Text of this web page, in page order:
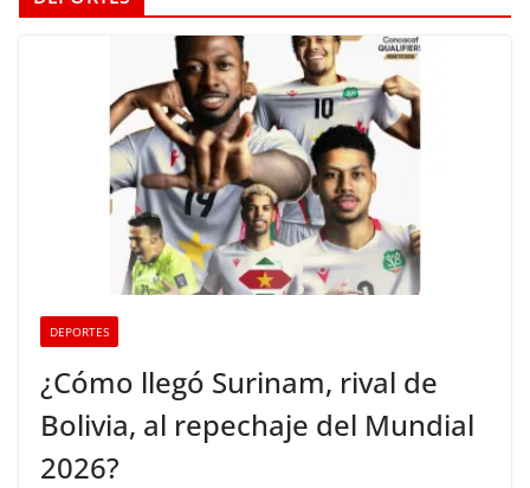
DEPORTES
¿Cómo llegó Surinam, rival de
Bolivia, al repechaje del Mundial
2026?